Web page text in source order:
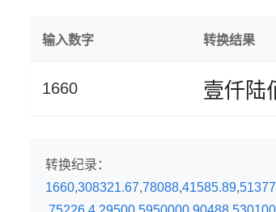
输入数字 转换结果
1660 壹仟陆
转换纪录：
1660,308321.67,78088,41585.89,